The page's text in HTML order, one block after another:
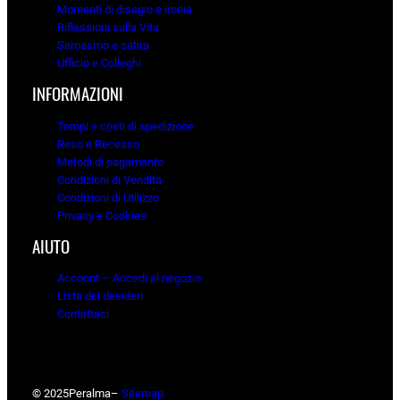
Momenti di disagio e ironia
Riflessioni sulla Vita
Sarcasmo e satira
Ufficio e Colleghi
INFORMAZIONI
Tempi e costi di spedizione
Reso e Recesso
Metodi di pagamento
Condizioni di Vendita
Condizioni di Utilizzo
Privacy e Cookies
AIUTO
Account – Accedi al negozio
Lista dei desideri
Contattaci
© 2025Peralma– Sitemap